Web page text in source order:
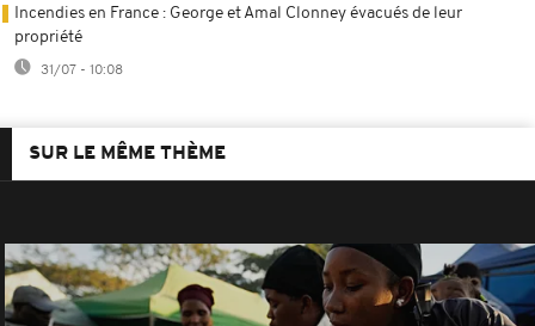
Incendies en France : George et Amal Clonney évacués de leur
propriété
31/07 - 10:08
SUR LE MÊME THÈME